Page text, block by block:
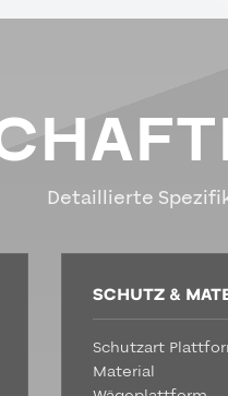
Detaillierte
SCHUTZ &
Schutzart
Material